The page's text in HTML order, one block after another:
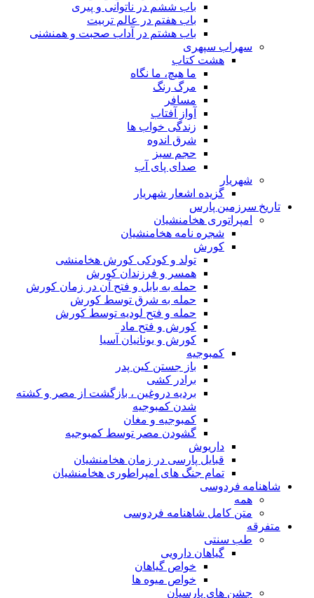
باب ششم در ناتوانى و پیرى
باب هفتم در عالم تربیت
باب هشتم در آداب صحبت و همنشنى
سهراب سپهری
هشت کتاب
ما هیچ، ما نگاه
مرگ رنگ
مسافر
آواز آفتاب
زندگی خواب ها
شرق اندوه
حجم سبز
صدای پای آب
شهریار
گزیده اشعار شهریار
تاریخ سرزمین پارس
امپراتوری هخامنشیان
شجره نامه هخامنشیان
کورش
تولد و کودکی کورش هخامنشی
همسر و فرزندان کورش
حمله به بابل و فتح آن در زمان کورش
حمله به شرق توسط کورش
حمله و فتح لودیه توسط کورش
کورش و فتح ماد
کورش و یونانیان آسیا
کمبوجیه
باز جستن کین پدر
برادر کشی
بردیه دروغین ، بازگشت از مصر و کشته
شدن کمبوجیه
کمبوجیه و مغان
گشودن مصر توسط کمبوجیه
داریوش
قبایل پارسی در زمان هخامنشیان
تمام جنگ های امپراطوری هخامنشیان
شاهنامه فردوسی
همه
متن کامل شاهنامه فردوسی
متفرقه
طب سنتی
گیاهان دارویی
خواص گیاهان
خواص میوه ها
جشن های پارسیان